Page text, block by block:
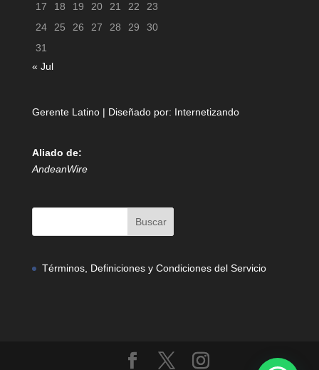
17
18 19 20 21 22
23
24
25 26 27 28 29
30
31
« Jul
Gerente Latino | Diseñado por: Internetizando
Aliado de:
AndeanWire
Términos, Definiciones y Condiciones del Servicio